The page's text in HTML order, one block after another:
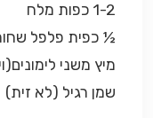
1-2 כפות מלח
½ כפית פלפל
מיץ משני
שמן רגיל (לא זית)